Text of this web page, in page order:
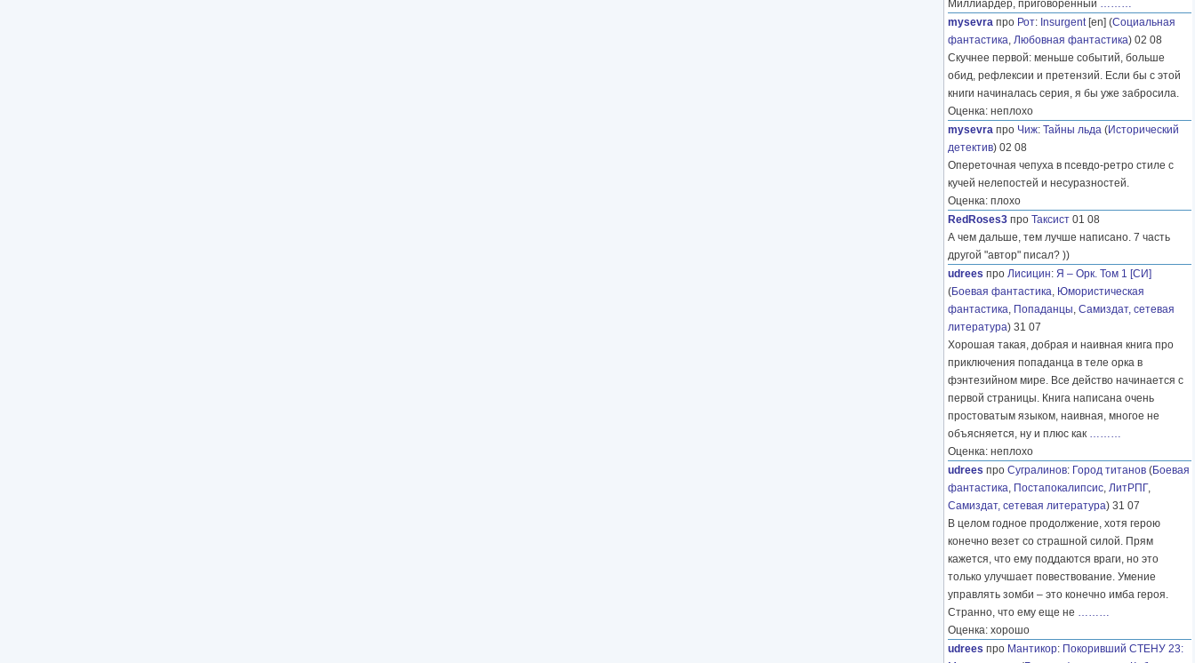
Миллиардер, приговорённый ………
mysevra про Рот: Insurgent[en] (Социальная
фантастика, Любовная фантастика) 02 08
Скучнее первой: меньше событий, больше
обид, рефлексии и претензий. Если бы с этой
книги начиналась серия, я бы уже забросила.
Оценка: неплохо
mysevra про Чиж: Тайны льда (Исторический
детектив) 02 08
Опереточная чепуха в псевдо-ретро стиле с
кучей нелепостей и несуразностей.
Оценка: плохо
RedRoses3 про Таксист 01 08
А чем дальше, тем лучше написано. 7 часть
другой "автор" писал? ))
udrees про Лисицин: Я – Орк. Том 1 [СИ]
(Боевая фантастика, Юмористическая
фантастика, Попаданцы, Самиздат, сетевая
литература) 31 07
Хорошая такая, добрая и наивная книга про
приключения попаданца в теле орка в
фэнтезийном мире. Все действо начинается с
первой страницы. Книга написана очень
простоватым языком, наивная, многое не
объясняется, ну и плюс как ………
Оценка: неплохо
udrees про Сугралинов: Город титанов (Боевая
фантастика, Постапокалипсис, ЛитРПГ,
Самиздат, сетевая литература) 31 07
В целом годное продолжение, хотя герою
конечно везет со страшной силой. Прям
кажется, что ему поддаются враги, но это
только улучшает повествование. Умение
управлять зомби – это конечно имба героя.
Странно, что ему еще не ………
Оценка: хорошо
udrees про Мантикор: Покоривший СТЕНУ 23: